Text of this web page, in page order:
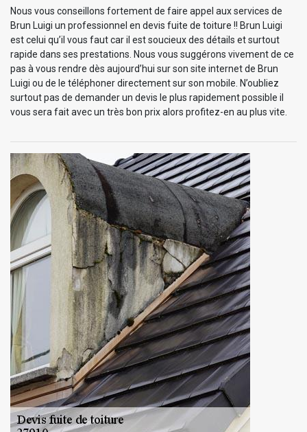
Nous vous conseillons fortement de faire appel aux services de
Brun Luigi un professionnel en devis fuite de toiture !! Brun Luigi
est celui qu’il vous faut car il est soucieux des détails et surtout
rapide dans ses prestations. Nous vous suggérons vivement de ce
pas à vous rendre dès aujourd’hui sur son site internet de Brun
Luigi ou de le téléphoner directement sur son mobile. N’oubliez
surtout pas de demander un devis le plus rapidement possible il
vous sera fait avec un très bon prix alors profitez-en au plus vite.